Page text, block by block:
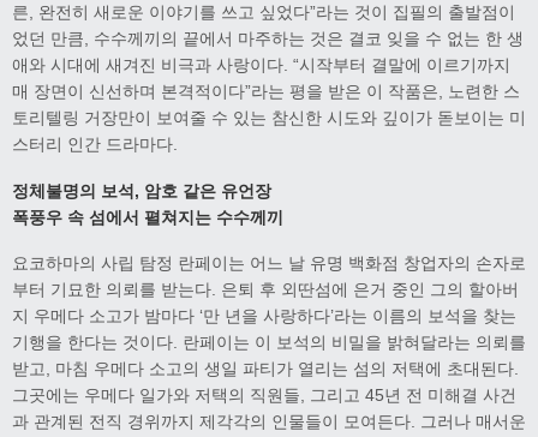
른, 완전히 새로운 이야기를 쓰고 싶었다”라는 것이 집필의 출발점이
었던 만큼, 수수께끼의 끝에서 마주하는 것은 결코 잊을 수 없는 한 생
애와 시대에 새겨진 비극과 사랑이다. “시작부터 결말에 이르기까지
매 장면이 신선하며 본격적이다”라는 평을 받은 이 작품은, 노련한 스
토리텔링 거장만이 보여줄 수 있는 참신한 시도와 깊이가 돋보이는 미
스터리 인간 드라마다.
정체불명의 보석, 암호 같은 유언장
폭풍우 속 섬에서 펼쳐지는 수수께끼
요코하마의 사립 탐정 란페이는 어느 날 유명 백화점 창업자의 손자로
부터 기묘한 의뢰를 받는다. 은퇴 후 외딴섬에 은거 중인 그의 할아버
지 우메다 소고가 밤마다 ‘만 년을 사랑하다’라는 이름의 보석을 찾는
기행을 한다는 것이다. 란페이는 이 보석의 비밀을 밝혀달라는 의뢰를
받고, 마침 우메다 소고의 생일 파티가 열리는 섬의 저택에 초대된다.
그곳에는 우메다 일가와 저택의 직원들, 그리고 45년 전 미해결 사건
과 관계된 전직 경위까지 제각각의 인물들이 모여든다. 그러나 매서운